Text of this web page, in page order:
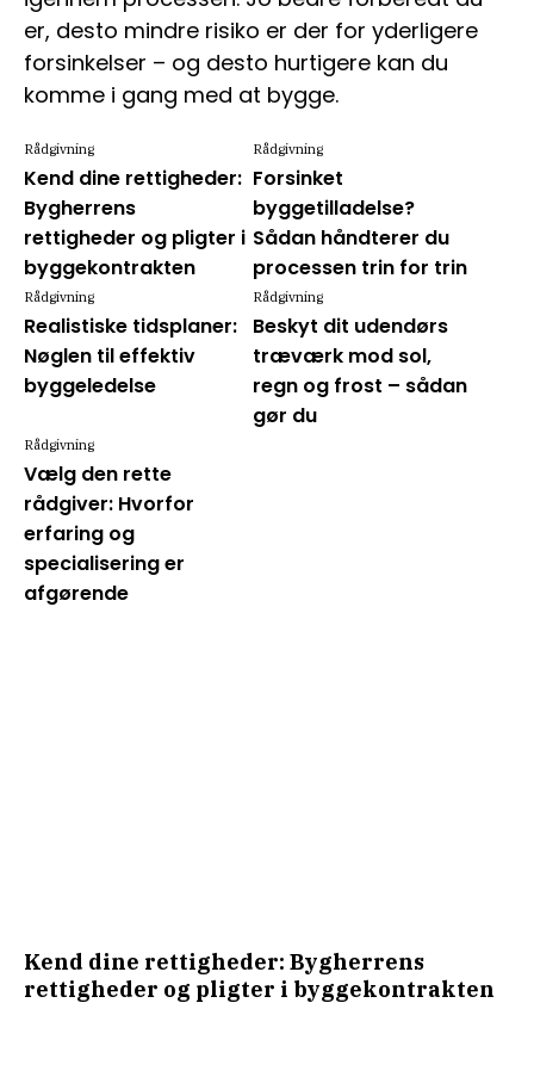
er, desto mindre risiko er der for yderligere
forsinkelser – og desto hurtigere kan du
komme i gang med at bygge.
Kend dine rettigheder:
Bygherrens
rettigheder og pligter i
byggekontrakten
Rådgivning
Forsinket
byggetilladelse?
Sådan håndterer du
processen trin for trin
Rådgivning
Realistiske tidsplaner:
Nøglen til effektiv
byggeledelse
Rådgivning
Beskyt dit udendørs
træværk mod sol,
regn og frost – sådan
gør du
Rådgivning
Vælg den rette
rådgiver: Hvorfor
erfaring og
specialisering er
afgørende
Rådgivning
Kend dine rettigheder: Bygherrens
rettigheder og pligter i byggekontrakten